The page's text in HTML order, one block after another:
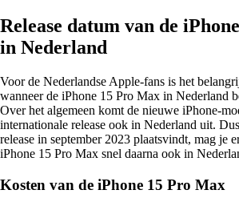
Release datum van de
in Nederland
Voor de Nederlandse Apple-fans is het
wanneer de iPhone 15 Pro Max in Nederland
Over het algemeen komt de nieuwe iPhone-
internationale release ook in Nederland uit.
release in september 2023 plaatsvindt, mag je
iPhone 15 Pro Max snel daarna ook in
Kosten van de iPhone 15 Pro Max